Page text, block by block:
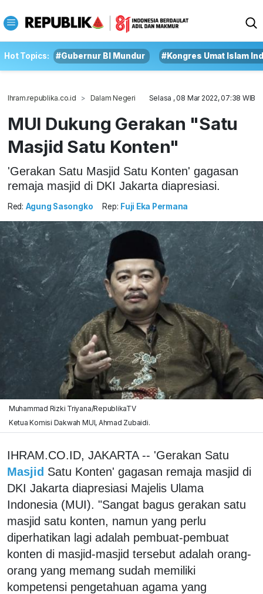
Hot Topics: #Gubernur BI Mundur #Kongres Umat Islam
Ihram.republika.co.id Dalam Negeri Selasa , 08 Mar 2022, 07:38 WIB
MUI Dukung Gerakan "Satu
Masjid Satu Konten"
'Gerakan Satu Masjid Satu Konten' gagasan
remaja masjid di DKI Jakarta diapresiasi.
Red: Agung Sasongko Rep: Fuji Eka Permana
Muhammad Rizki Triyana/RepublikaTV
Ketua Komisi Dakwah MUI, Ahmad Zubaidi.
IHRAM.CO.ID, JAKARTA -- 'Gerakan Satu
Masjid Satu Konten' gagasan remaja masjid di
DKI Jakarta diapresiasi Majelis Ulama
Indonesia (MUI). "Sangat bagus gerakan satu
masjid satu konten, namun yang perlu
diperhatikan lagi adalah pembuat-pembuat
konten di masjid-masjid tersebut adalah orang-
orang yang memang sudah memiliki
kompetensi pengetahuan agama yang